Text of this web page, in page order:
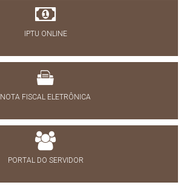
IPTU ONLINE
NOTA FISCAL ELETRÔNICA
PORTAL DO SERVIDOR